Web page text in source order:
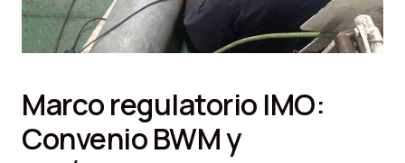
Marco regulatorio IMO:
Convenio BWM y